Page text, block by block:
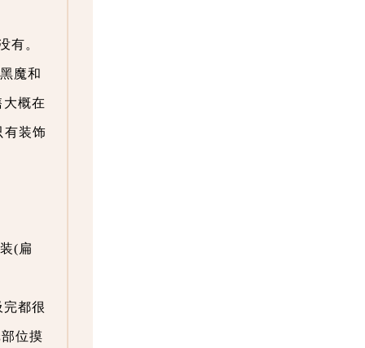
有。
魔和
概在
有装饰
(扁
都很
位摸